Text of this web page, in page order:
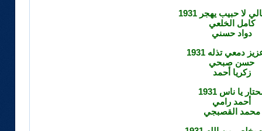
لا حبيب يهجر 1931
كامل الخلعي
دواد حسني
دمعي تذله 1931
حسن صبحي
زكريا أحمد
يا ناس 1931
أحمد رامي
محمد القصبجي